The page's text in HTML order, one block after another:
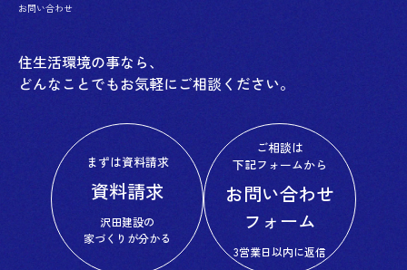
お問い合わせ
住生活環境の事なら、
どんなことでもお気軽にご相談ください。
まずは資料請求
資料請求
沢田建設の
家づくりが分かる
ご相談は
下記フォームから
お問い合わせ
フォーム
3営業日以内に返信